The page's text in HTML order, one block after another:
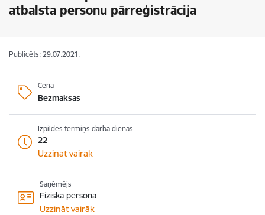
atbalsta personu pārreģistrācija
Publicēts: 29.07.2021.
Cena
Bezmaksas
Izpildes termiņš darba dienās
22
Uzzināt vairāk
Saņēmējs
Fiziska persona
Uzzināt vairāk